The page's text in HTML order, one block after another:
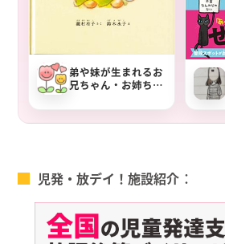
弟や妹が生まれるお
兄ちゃん・お姉ちゃ
っとだけ』
児発・放デイ！施設紹介